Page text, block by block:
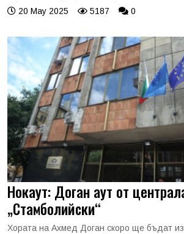
20 May 2025
5187 0
Нокаут: Доган аут от
„Стамболийски“
Хората на Ахмед Доган скоро ще бъдат